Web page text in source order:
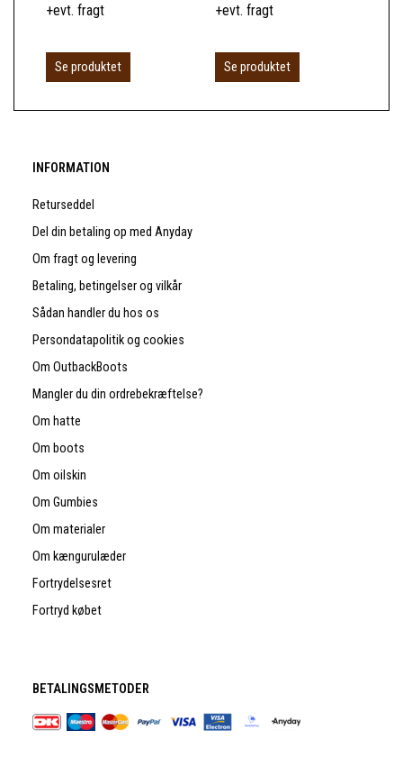
+evt. fragt
Se produktet
+evt. fragt
Se produktet
INFORMATION
Returseddel
Del din betaling op med Anyday
Om fragt og levering
Betaling, betingelser og vilkår
Sådan handler du hos os
Persondatapolitik og cookies
Om OutbackBoots
Mangler du din ordrebekræftelse?
Om hatte
Om boots
Om oilskin
Om Gumbies
Om materialer
Om kængurulæder
Fortrydelsesret
Fortryd købet
BETALINGSMETODER